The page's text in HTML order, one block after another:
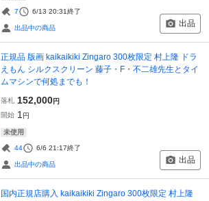
7 6/13 20:31終了
出品中の商品 出品
正規品 版画 kaikaikiki Zingaro 300枚限定 村上隆 ドラ
えもん シルクスクリーン 藤子・F・不二雄先生とタイ
ムマシンで何処までも！
落札 152,000円
開始 1 円
未使用
44 6/6 21:17終了
出品中の商品 出品
国内正規店購入 kaikaikiki Zingaro 300枚限定 村上隆